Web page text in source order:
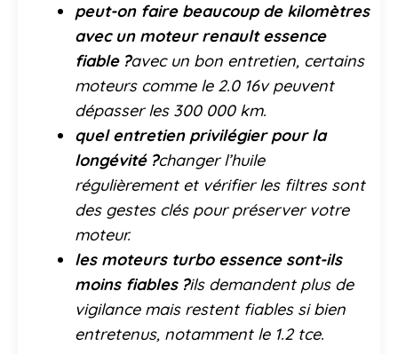
peut-on faire beaucoup de kilomètres
avec un moteur renault essence
fiable ?avec un bon entretien, certains
moteurs comme le 2.0 16v peuvent
dépasser les 300 000 km.
quel entretien privilégier pour la
longévité ?changer l’huile
régulièrement et vérifier les filtres sont
des gestes clés pour préserver votre
moteur.
les moteurs turbo essence sont-ils
moins fiables ?ils demandent plus de
vigilance mais restent fiables si bien
entretenus, notamment le 1.2 tce.